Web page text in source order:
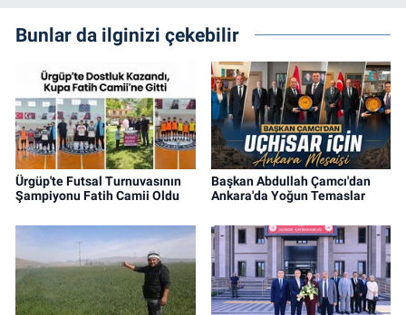
Bunlar da ilginizi çekebilir
Ürgüp'te Futsal Turnuvasının
Şampiyonu Fatih Camii Oldu
Başkan Abdullah Çamcı'dan
Ankara'da Yoğun Temaslar